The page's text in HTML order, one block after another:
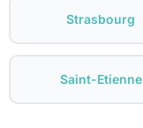
Strasbourg
Saint-Etienne